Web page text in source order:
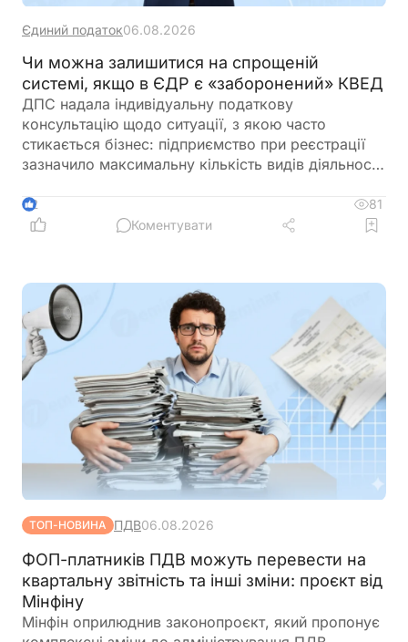
Єдиний податок06.08.2026
Чи можна залишитися на спрощеній
системі, якщо в ЄДР є «заборонений» КВЕД
ДПС надала індивідуальну податкову
консультацію щодо ситуації, з якою часто
стикається бізнес: підприємство при реєстрації
зазначило максимальну кількість видів діяльності
для платників єдиного податку 3-ї групи і вже
отримало лист від ДПС. При цьому в заяві на
коди
2
81
Коментувати
ТОП-НОВИНА ПДВ06.08.2026
ФОП-платників ПДВ можуть перевести на
квартальну звітність та інші зміни: проєкт від
Мінфіну
Мінфін оприлюднив законопроєкт, який пропонує